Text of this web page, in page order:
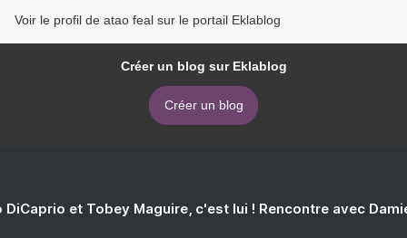
Voir le profil de atao feal sur le portail Eklablog
Créer un blog sur Eklablog
Créer un blog
DiCaprio et Tobey Maguire, c'est lui ! Rencontre avec